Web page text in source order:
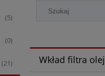
(5)
(0)
(21) Wkład filtra